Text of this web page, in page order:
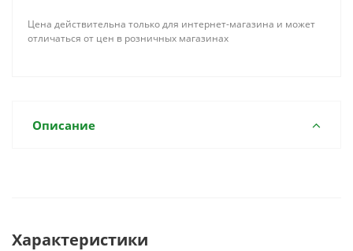
Цена действительна только для интернет-магазина и может
отличаться от цен в розничных магазинах
Описание
Характеристики